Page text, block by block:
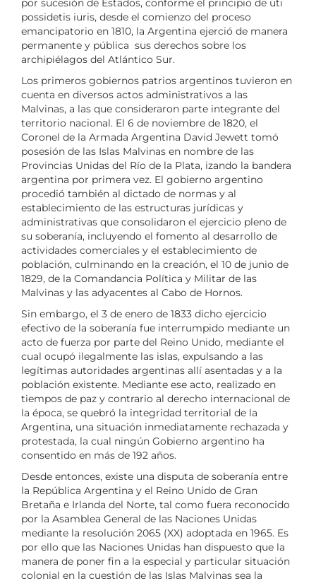
por sucesión de Estados, conforme el principio de uti
possidetis iuris, desde el comienzo del proceso
emancipatorio en 1810, la Argentina ejerció de manera
permanente y pública sus derechos sobre los
archipiélagos del Atlántico Sur.
Los primeros gobiernos patrios argentinos tuvieron en
cuenta en diversos actos administrativos a las
Malvinas, a las que consideraron parte integrante del
territorio nacional. El 6 de noviembre de 1820, el
Coronel de la Armada Argentina David Jewett tomó
posesión de las Islas Malvinas en nombre de las
Provincias Unidas del Río de la Plata, izando la bandera
argentina por primera vez. El gobierno argentino
procedió también al dictado de normas y al
establecimiento de las estructuras jurídicas y
administrativas que consolidaron el ejercicio pleno de
su soberanía, incluyendo el fomento al desarrollo de
actividades comerciales y el establecimiento de
población, culminando en la creación, el 10 de junio de
1829, de la Comandancia Política y Militar de las
Malvinas y las adyacentes al Cabo de Hornos.
Sin embargo, el 3 de enero de 1833 dicho ejercicio
efectivo de la soberanía fue interrumpido mediante un
acto de fuerza por parte del Reino Unido, mediante el
cual ocupó ilegalmente las islas, expulsando a las
legítimas autoridades argentinas allí asentadas y a la
población existente. Mediante ese acto, realizado en
tiempos de paz y contrario al derecho internacional de
la época, se quebró la integridad territorial de la
Argentina, una situación inmediatamente rechazada y
protestada, la cual ningún Gobierno argentino ha
consentido en más de 192 años.
Desde entonces, existe una disputa de soberanía entre
la República Argentina y el Reino Unido de Gran
Bretaña e Irlanda del Norte, tal como fuera reconocido
por la Asamblea General de las Naciones Unidas
mediante la resolución 2065 (XX) adoptada en 1965. Es
por ello que las Naciones Unidas han dispuesto que la
manera de poner fin a la especial y particular situación
colonial en la cuestión de las Islas Malvinas sea la